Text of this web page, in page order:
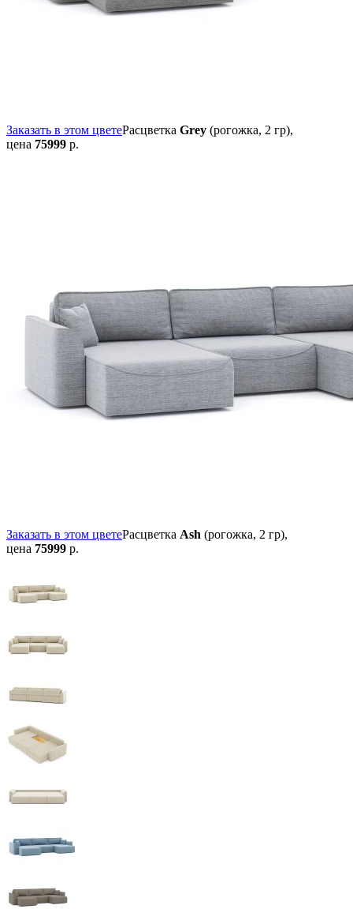
Заказать в этом цветеРасцветка Grey (рогожка, 2 гр),
цена 75999 р.
Заказать в этом цветеРасцветка Ash (рогожка, 2 гр),
цена 75999 р.